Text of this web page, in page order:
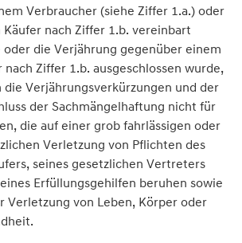
Verbraucher (siehe Ziffer 1.a.) oder
nach Ziffer 1.b. vereinbart
oder die Verjährung gegenüber einem
nach Ziffer 1.b. ausgeschlossen wurde,
die Verjährungsverkürzungen und der
der Sachmängelhaftung nicht für
die auf einer grob fahrlässigen oder
Verletzung von Pflichten des
seines gesetzlichen Vertreters
Erfüllungsgehilfen beruhen sowie
Verletzung von Leben, Körper oder